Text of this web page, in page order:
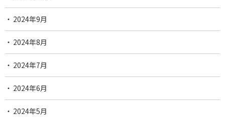
2024年9月
2024年8月
2024年7月
2024年6月
2024年5月